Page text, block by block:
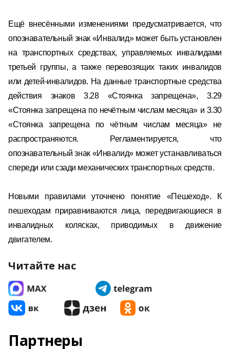
Ещё внесёнными изменениями предусматривается, что
опознавательный знак «Инвалид» может быть установлен
на транспортных средствах, управляемых инвалидами
третьей группы, а также перевозящих таких инвалидов
или детей-инвалидов. На данные транспортные средства
действия знаков 3.28 «Стоянка запрещена», 3.29
«Стоянка запрещена по нечётным числам месяца» и 3.30
«Стоянка запрещена по чётным числам месяца» не
распространяются. Регламентируется, что
опознавательный знак «Инвалид» может устанавливаться
спереди или сзади механических транспортных средств.
Новыми правилами уточнено понятие «Пешеход». К
пешеходам приравниваются лица, передвигающиеся в
инвалидных колясках, приводимых в движение
двигателем.
Читайте нас
Партнеры